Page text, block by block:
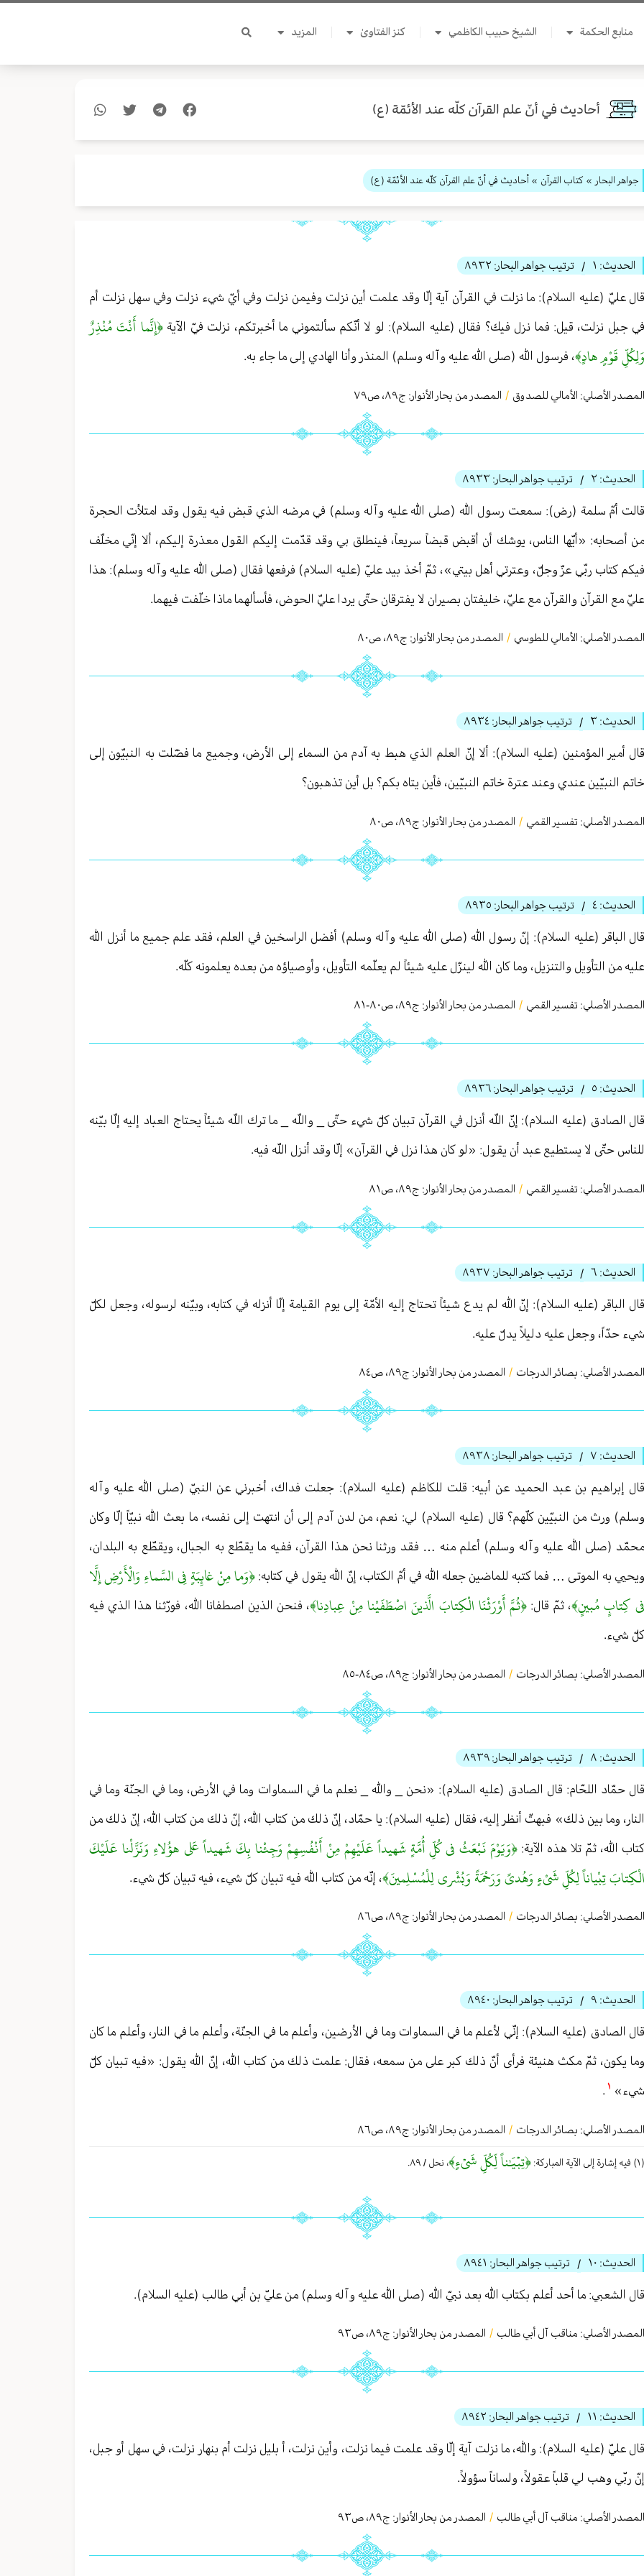
منابع الحكمة الشيخ حبيب الكاظمي كنز الفتاوىٰ المزيد
أحاديث في أنّ علم القرآن كلّه عند الأئمّة (ع)
جواهر البحار » كتاب القرآن » أحاديث في أنّ علم القرآن كلّه عند الأئمّة (ع)
الحديث: ١ / ترتيب جواهر البحار: ٨٩٣٢
قال عليّ (عليه السلام): ما نزلت في القرآن آية إلّا وقد علمت أين نزلت وفيمن نزلت وفي أيّ شي‏ء نزلت وفي سهل نزلت أم
في جبل نزلت، قيل: فما نزل فيك؟ فقال (عليه السلام): لو لا أنّكم سألتموني ما أخبرتكم، نزلت فيّ الآية﴿إِنَّما أَنْتَ مُنْذِرٌ
وَلِكُلِّ قَوْمٍ هادٍ﴾، فرسول الله (صلى الله عليه وآله وسلم) المنذر وأنا الهادي إلى ما جاء به.
المصدر الأصلي: الأمالي للصدوق / المصدر من بحار الأنوار: ج٨٩، ص٧٩
الحديث: ٢ / ترتيب جواهر البحار: ٨٩٣٣
قالت أمّ سلمة (رض): سمعت رسول الله (صلى الله عليه وآله وسلم) في مرضه الذي قبض فيه يقول وقد امتلأت الحجرة
من أصحابه: «أيّها الناس، يوشك أن أقبض قبضاً سريعاً، فينطلق بي وقد قدّمت إليكم القول معذرة إليكم، ألا إنّي مخلّف
فيكم كتاب ربّي عزّ وجلّ، وعترتي أهل بيتي»، ثمّ أخذ بيد عليّ (عليه السلام) فرفعها فقال (صلى الله عليه وآله وسلم): هذا
عليّ مع القرآن والقرآن مع عليّ، خليفتان بصيران لا يفترقان حتّى يردا عليّ الحوض، فأسألهما ماذا خلّفت فيهما.
المصدر الأصلي: الأمالي للطوسي / المصدر من بحار الأنوار: ج٨٩، ص٨٠
الحديث: ٣ / ترتيب جواهر البحار: ٨٩٣٤
قال أمير المؤمنين (عليه السلام): ألا إنّ العلم الذي هبط به آدم من السماء إلى الأرض، وجميع ما فضّلت به النبيّون إلى
خاتم النبيّين عندي وعند عترة خاتم النبيّين، فأين يتاه بكم؟ بل أين تذهبون؟
المصدر الأصلي: تفسير القمي / المصدر من بحار الأنوار: ج٨٩، ص٨٠
الحديث: ٤ / ترتيب جواهر البحار: ٨٩٣٥
قال الباقر (عليه السلام): إنّ رسول الله (صلى الله عليه وآله وسلم) أفضل الراسخين في العلم، فقد علم جميع ما أنزل الله
عليه من التأويل والتنزيل، وما كان الله لينزّل عليه شيئاً لم يعلّمه التأويل، وأوصياؤه من بعده يعلمونه كلّه.
المصدر الأصلي: تفسير القمي / المصدر من بحار الأنوار: ج٨٩، ص٨٠-٨١
الحديث: ٥ / ترتيب جواهر البحار: ٨٩٣٦
قال الصادق (عليه السلام): إنّ اللّه أنزل في القرآن تبيان كلّ شي‏ء حتّى _ واللّه _ ما ترك اللّه شيئاً يحتاج العباد إليه إلّا بيّنه
للناس حتّى لا يستطيع عبد أن‏ يقول: «لو كان هذا نزل في القرآن» إلّا وقد أنزل اللّه فيه.
المصدر الأصلي: تفسير القمي / المصدر من بحار الأنوار: ج٨٩، ص٨١
الحديث: ٦ / ترتيب جواهر البحار: ٨٩٣٧
قال الباقر (عليه السلام): إنّ الله لم يدع شيئاً تحتاج إليه الأمّة إلى يوم القيامة إلّا أنزله في كتابه، وبيّنه لرسوله، وجعل لكلّ
شيء حدّاً، وجعل عليه دليلاً يدلّ عليه.
المصدر الأصلي: بصائر الدرجات / المصدر من بحار الأنوار: ج٨٩، ص٨٤
الحديث: ٧ / ترتيب جواهر البحار: ٨٩٣٨
قال إبراهیم بن عبد الحمید عن أبیه: قلت للكاظم (عليه السلام): جعلت فداك، أخبرني عن النبيّ (صلى الله عليه وآله
وسلم) ورث من النبيّين كلّهم؟ قال (عليه السلام) لي: نعم، من لدن آدم إلى أن انتهت إلى نفسه، ما بعث الله نبيّاً إلّا وكان
محمّد (صلى الله عليه وآله وسلم) أعلم منه … فقد ورثنا نحن هذا القرآن، ففيه ما يقطّع به الجبال، ويقطّع به البلدان،
ويحيي به الموتى … فما كتبه للماضين جعله الله في أمّ الكتاب، إنّ الله يقول في كتابه: ﴿وَما مِنْ غائِبَةٍ فِي السَّماءِ وَالْأَرْضِ إِلَّا
في‏ كِتابٍ مُبينٍ﴾، ثمّ قال:﴿ثُمَّ أَوْرَثْنَا الْكِتابَ الَّذينَ اصْطَفَيْنا مِنْ عِبادِنا﴾، فنحن الذين اصطفانا الله، فورّثنا هذا الذي فيه
كلّ شيء.
المصدر الأصلي: بصائر الدرجات / المصدر من بحار الأنوار: ج٨٩، ص٨٤-٨٥
الحديث: ٨ / ترتيب جواهر البحار: ٨٩٣٩
قال حمّاد اللحّام: قال الصادق (عليه السلام): «نحن _ والله _ نعلم ما في السماوات وما في الأرض، وما في الجنّة وما في
النار، وما بين ذلك» فبهتّ أنظر إليه، فقال (عليه السلام): يا حمّاد، إنّ ذلك من كتاب الله، إنّ ذلك من كتاب الله، إنّ ذلك من
كتاب الله، ثمّ تلا هذه الآية: ﴿وَيَوْمَ نَبْعَثُ في كُلِّ أُمَّةٍ شَهيداً عَلَيْهِمْ مِنْ أَنْفُسِهِمْ وَجِئْنا بِكَ شَهيداً عَلى هؤُلاءِ وَنَزَّلْنا عَلَيْكَ
الْكِتابَ تِبْياناً لِكُلِّ شَيْءٍ وَهُدىً وَرَحْمَةً وَبُشْرى لِلْمُسْلِمينَ﴾، إنّه من كتاب الله فيه تبيان كلّ شيء، فيه تبيان كلّ شيء.
المصدر الأصلي: بصائر الدرجات / المصدر من بحار الأنوار: ج٨٩، ص٨٦
الحديث: ٩ / ترتيب جواهر البحار: ٨٩٤٠
قال الصادق (عليه السلام): إنّي لأعلم ما في السماوات وما في الأرضين، وأعلم ما في الجنّة، وأعلم ما في النار، وأعلم ما كان
وما يكون، ثمّ مكث هنيئة فرأى أنّ ذلك كبر على من سمعه، فقال: علمت ذلك من كتاب الله، إنّ الله يقول: «فيه تبيان كلّ
شيء»
.
المصدر الأصلي: بصائر الدرجات / المصدر من بحار الأنوار: ج٨٩، ص٨٦
(١) فیه إشارة إلی الآیة المباركة: ﴿تِبۡيَٰناً لِّكُلِّ شَيۡءٍ﴾، نحل / ٨٩.
الحديث: ١٠ / ترتيب جواهر البحار: ٨٩٤١
قال الشعبي: ما أحد أعلم بكتاب الله بعد نبيّ الله (صلى الله عليه وآله وسلم) من عليّ بن أبي طالب (عليه السلام).
المصدر الأصلي: مناقب آل أبي طالب / المصدر من بحار الأنوار: ج٨٩، ص٩٣
الحديث: ١١ / ترتيب جواهر البحار: ٨٩٤٢
قال عليّ (عليه السلام): والله، ما نزلت آية إلّا وقد علمت فيما نزلت، وأين نزلت، أ بليل نزلت أم بنهار نزلت، في سهل أو جبل،
إنّ ربّي وهب لي قلباً عقولاً، ولساناً سؤولاً.
المصدر الأصلي: مناقب آل أبي طالب / المصدر من بحار الأنوار: ج٨٩، ص٩٣